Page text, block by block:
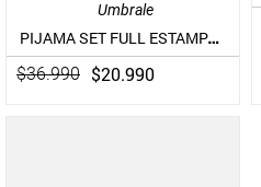
Umbrale
PIJAMA SET FULL ESTAMPADO DÍA DE LA MADRE
$36.990 $20.990